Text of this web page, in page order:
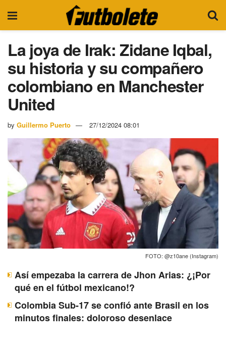
La joya de Irak: Zidane Iqbal,
su historia y su compañero
colombiano en Manchester
United
by Guillermo Puerto 27/12/2024 08:01
FOTO: @z10ane (Instagram)
Así empezaba la carrera de Jhon Arias: ¿¡Por
qué en el fútbol mexicano!?
Colombia Sub-17 se confió ante Brasil en los
minutos finales: doloroso desenlace